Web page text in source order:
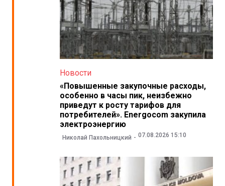
Новости
«Повышенные закупочные расходы,
особенно в часы пик, неизбежно
приведут к росту тарифов для
потребителей». Energocom закупила
электроэнергию
Николай Пахольницкий 07.08.2026 15:10